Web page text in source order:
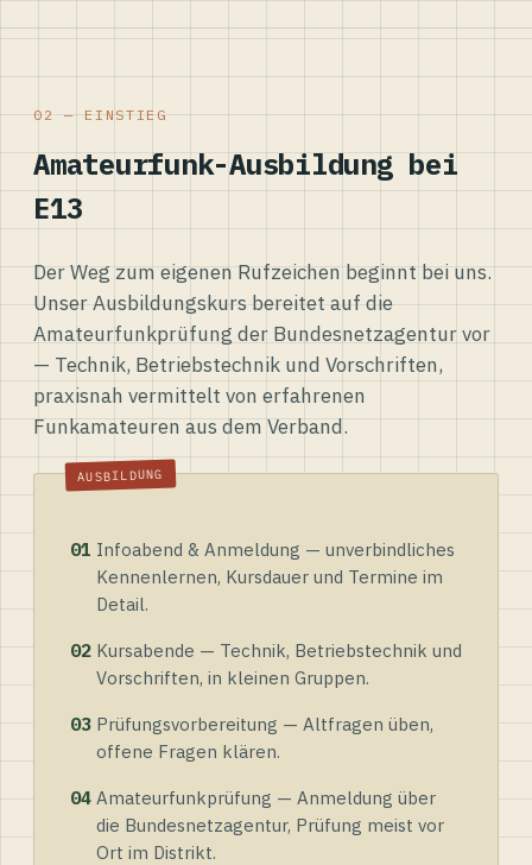
02 — EINSTIEG
Amateurfunk-Ausbildung bei
E13
Der Weg zum eigenen Rufzeichen beginnt bei uns.
Unser Ausbildungskurs bereitet auf die
Amateurfunkprüfung der Bundesnetzagentur vor
— Technik, Betriebstechnik und Vorschriften,
praxisnah vermittelt von erfahrenen
Funkamateuren aus dem Verband.
01 Infoabend & Anmeldung — unverbindliches
Kennenlernen, Kursdauer und Termine im
Detail.
02 Kursabende — Technik, Betriebstechnik und
Vorschriften, in kleinen Gruppen.
03 Prüfungsvorbereitung — Altfragen üben,
offene Fragen klären.
04 Amateurfunkprüfung — Anmeldung über
die Bundesnetzagentur, Prüfung meist vor
Ort im Distrikt.